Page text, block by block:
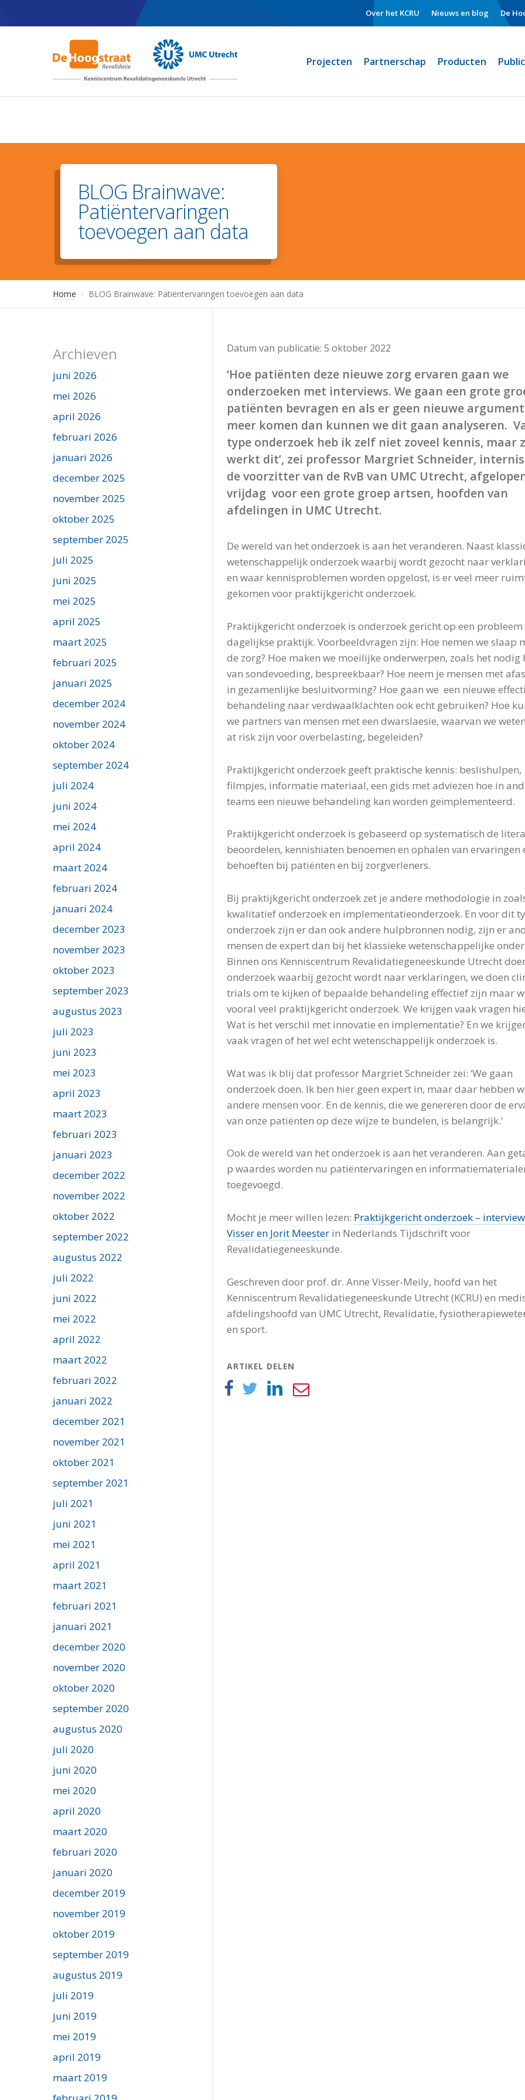
to
Over het KCRU Nieuws en blog De
Projecten Partnerschap Producten
BLOG Brainwave:
Patiëntervaringen
toevoegen aan data
Home BLOG Brainwave: Patiëntervaringen toevoegen aan data
Archieven
juni 2026
mei 2026
april 2026
februari 2026
januari 2026
december 2025
november 2025
oktober 2025
september 2025
juli 2025
juni 2025
mei 2025
april 2025
maart 2025
februari 2025
januari 2025
december 2024
november 2024
oktober 2024
september 2024
juli 2024
juni 2024
mei 2024
april 2024
maart 2024
februari 2024
januari 2024
december 2023
november 2023
oktober 2023
september 2023
augustus 2023
juli 2023
juni 2023
mei 2023
april 2023
maart 2023
februari 2023
januari 2023
december 2022
november 2022
oktober 2022
september 2022
augustus 2022
juli 2022
juni 2022
mei 2022
april 2022
maart 2022
februari 2022
januari 2022
december 2021
november 2021
oktober 2021
september 2021
juli 2021
juni 2021
mei 2021
april 2021
maart 2021
februari 2021
januari 2021
december 2020
november 2020
oktober 2020
september 2020
augustus 2020
juli 2020
juni 2020
mei 2020
april 2020
maart 2020
februari 2020
januari 2020
december 2019
november 2019
oktober 2019
september 2019
augustus 2019
juli 2019
juni 2019
mei 2019
april 2019
maart 2019
Datum van publicatie: 5 oktober 2022
‘Hoe patiënten deze nieuwe zorg ervaren gaan we
onderzoeken met interviews. We gaan een grote
patiënten bevragen en als er geen nieuwe
meer komen dan kunnen we dit gaan analyseren.
type onderzoek heb ik zelf niet zoveel kennis, maar
werkt dit’, zei professor Margriet Schneider,
de voorzitter van de RvB van UMC Utrecht,
vrijdag voor een grote groep artsen, hoofden van
afdelingen in UMC Utrecht.
De wereld van het onderzoek is aan het veranderen. Naast
wetenschappelijk onderzoek waarbij wordt gezocht naar
en waar kennisproblemen worden opgelost, is er veel meer
gekomen voor praktijkgericht onderzoek.
Praktijkgericht onderzoek is onderzoek gericht op een probleem
dagelijkse praktijk. Voorbeeldvragen zijn: Hoe nemen we slaap
de zorg? Hoe maken we moeilijke onderwerpen, zoals het nodig
van sondevoeding, bespreekbaar? Hoe neem je mensen met
in gezamenlijke besluitvorming? Hoe gaan we een nieuwe
behandeling naar verdwaalklachten ook echt gebruiken? Hoe
we partners van mensen met een dwarslaesie, waarvan we
at risk zijn voor overbelasting, begeleiden?
Praktijkgericht onderzoek geeft praktische kennis: beslishulpen,
filmpjes, informatie materiaal, een gids met adviezen hoe in
teams een nieuwe behandeling kan worden geïmplementeerd.
Praktijkgericht onderzoek is gebaseerd op systematisch de
beoordelen, kennishiaten benoemen en ophalen van ervaringen
behoeften bij patiënten en bij zorgverleners.
Bij praktijkgericht onderzoek zet je andere methodologie in
kwalitatief onderzoek en implementatieonderzoek. En voor dit
onderzoek zijn er dan ook andere hulpbronnen nodig, zijn er
mensen de expert dan bij het klassieke wetenschappelijke
Binnen ons Kenniscentrum Revalidatiegeneeskunde Utrecht
onderzoek waarbij gezocht wordt naar verklaringen, we doen
trials om te kijken of bepaalde behandeling effectief zijn maar
vooral veel praktijkgericht onderzoek. We krijgen vaak vragen
Wat is het verschil met innovatie en implementatie? En we
vaak vragen of het wel echt wetenschappelijk onderzoek is.
Wat was ik blij dat professor Margriet Schneider zei: ‘We gaan
onderzoek doen. Ik ben hier geen expert in, maar daar hebben
andere mensen voor. En de kennis, die we genereren door de
van onze patiënten op deze wijze te bundelen, is belangrijk.’
Ook de wereld van het onderzoek is aan het veranderen. Aan
p waardes worden nu patiëntervaringen en
toegevoegd.
Mocht je meer willen lezen: Praktijkgericht onderzoek –
Visser en Jorit Meesterin Nederlands Tijdschrift voor
Revalidatiegeneeskunde.
Geschreven door prof. dr. Anne Visser-Meily, hoofd van het
Kenniscentrum Revalidatiegeneeskunde Utrecht (KCRU) en
afdelingshoofd van UMC Utrecht, Revalidatie,
en sport.
ARTIKEL DELEN